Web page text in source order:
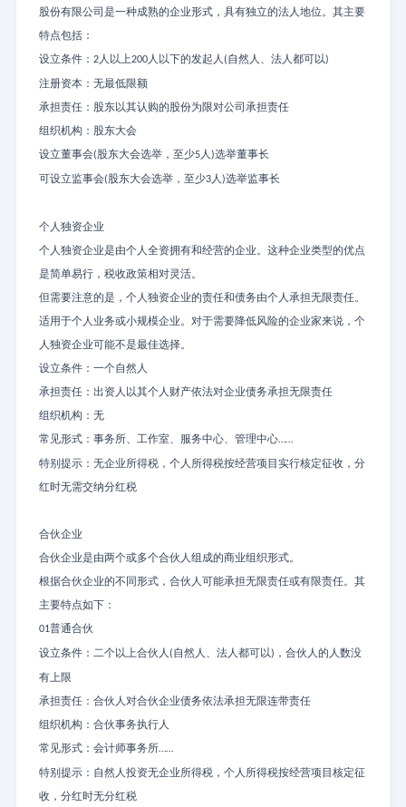
股份有限公司是一种成熟的企业形式，具有独立的法人地位。其主要
特点包括：
设立条件： 2人以上200人以下的发起人(自然人、法人都可以)
注册资本：无最低限额
承担责任：股东以其认购的股份为限对公司承担责任
组织机构：股东大会
设立董事会(股东大会选举，至少5人)选举董事长
可设立监事会(股东大会选举，至少3人)选举监事长
个人独资企业
个人独资企业是由个人全资拥有和经营的企业。这种企业类型的优点
是简单易行，税收政策相对灵活。
但需要注意的是，个人独资企业的责任和债务由个人承担无限责任。
适用于个人业务或小规模企业。对于需要降低风险的企业家来说，个
人独资企业可能不是最佳选择。
设立条件：一个自然人
承担责任：出资人以其个人财产依法对企业债务承担无限责任
组织机构：无
常见形式：事务所、工作室、服务中心、管理中心……
特别提示：无企业所得税，个人所得税按经营项目实行核定征收，分
红时无需交纳分红税
合伙企业
合伙企业是由两个或多个合伙人组成的商业组织形式。
根据合伙企业的不同形式，合伙人可能承担无限责任或有限责任。其
主要特点如下：
01普通合伙
设立条件：二个以上合伙人(自然人、法人都可以) ，合伙人的人数没
有上限
承担责任：合伙人对合伙企业债务依法承担无限连带责任
组织机构：合伙事务执行人
常见形式：会计师事务所……
特别提示：自然人投资无企业所得税，个人所得税按经营项目核定征
收，分红时无分红税